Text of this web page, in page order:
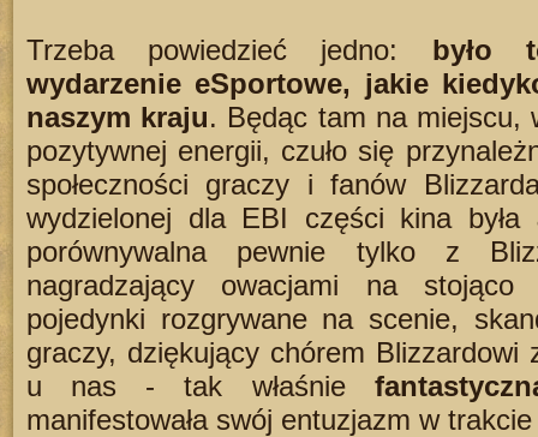
Trzeba powiedzieć jedno: było
wydarzenie eSportowe, jakie
naszym kraju. Będąc tam na miejscu,
pozytywnej energii, czuło się
społeczności graczy i fanów
wydzielonej dla EBI części kina była
porównywalna pewnie tylko z
nagradzający owacjami na stojąco
pojedynki rozgrywane na scenie,
graczy, dziękujący chórem Blizzardowi
u nas - tak właśnie
manifestowała swój entuzjazm w